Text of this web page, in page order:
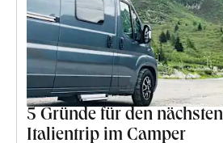
5 Gründe für den nächsten
Italientrip im Camper